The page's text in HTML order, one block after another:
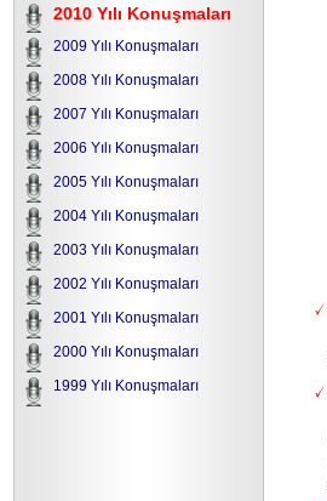
2010 Yılı Konuşmaları
2009 Yılı Konuşmaları
2008 Yılı Konuşmaları
2007 Yılı Konuşmaları
2006 Yılı Konuşmaları
2005 Yılı Konuşmaları
2004 Yılı Konuşmaları
2003 Yılı Konuşmaları
2002 Yılı Konuşmaları
2001 Yılı Konuşmaları
2000 Yılı Konuşmaları
1999 Yılı Konuşmaları